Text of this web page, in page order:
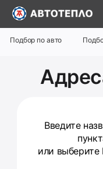
Подбор по авто
Введите
или выберите